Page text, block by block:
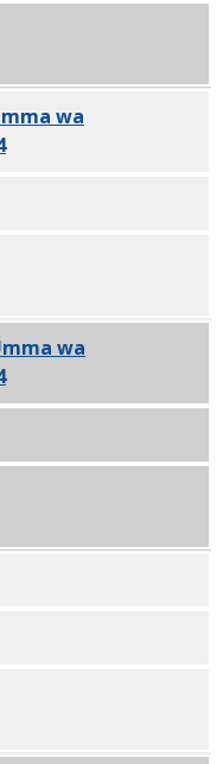
wa
, 2025 PDF
wa
, 2025 PDF